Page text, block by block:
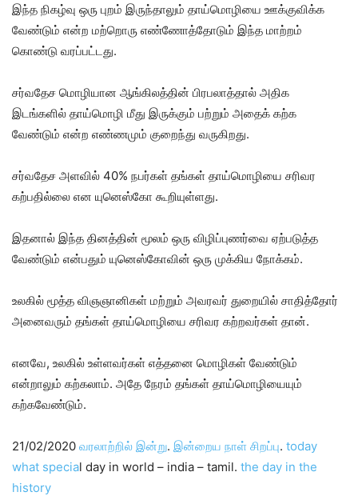
இந்த நிகழ்வு ஒரு புறம் இருந்தாலும் தாய்மொழியை ஊக்குவிக்க
வேண்டும் என்ற மற்றொரு எண்ணோத்தோடும் இந்த மாற்றம்
கொண்டு வரப்பட்டது.
சர்வதேச மொழியான ஆங்கிலத்தின் பிரபலாத்தால் அதிக
இடங்களில் தாய்மொழி மீது இருக்கும் பற்றும் அதைக் கற்க
வேண்டும் என்ற எண்ணமும் குறைந்து வருகிறது.
சர்வதேச அளவில் 40% நபர்கள் தங்கள் தாய்மொழியை சரிவர
கற்பதில்லை என யுனெஸ்கோ கூறியுள்ளது.
இதனால் இந்த தினத்தின் மூலம் ஒரு விழிப்புணர்வை ஏற்படுத்த
வேண்டும் என்பதும் யுனெஸ்கோவின் ஒரு முக்கிய நோக்கம்.
உலகில் மூத்த விஞஞானிகள் மற்றும் அவரவர் துறையில் சாதித்தோர்
அனைவரும் தங்கள் தாய்மொழியை சரிவர கற்றவர்கள் தான்.
எனவே, உலகில் உள்ளவர்கள் எத்தனை மொழிகள் வேண்டும்
என்றாலும் கற்கலாம். அதே நேரம் தங்கள் தாய்மொழியையும்
கற்கவேண்டும்.
21/02/2020 வரலாற்றில் இன்று. இன்றைய நாள் சிறப்பு. today
what special day in world – india – tamil. the day in the
history